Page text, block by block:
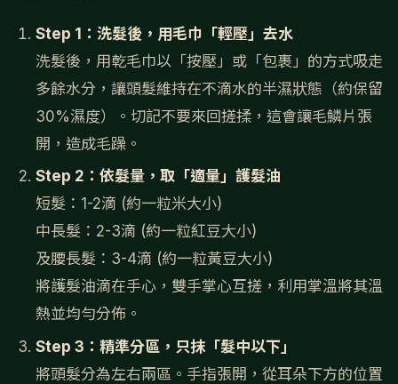
Step 1：洗髮後，用毛巾「輕壓」去水
洗髮後，用乾毛巾以「按壓」或「包裹」的方式吸走
多餘水分，讓頭髮維持在不滴水的半濕狀態（約保留
30%濕度）。切記不要來回搓揉，這會讓毛鱗片張
開，造成毛躁。
Step 2：依髮量，取「適量」護髮油
短髮：1-2滴 (約一粒米大小)
中長髮：2-3滴 (約一粒紅豆大小)
及腰長髮：3-4滴 (約一粒黃豆大小)
將護髮油滴在手心，雙手掌心互搓，利用掌溫將其溫
熱並均勻分佈。
Step 3：精準分區，只抹「髮中以下」
將頭髮分為左右兩區。手指張開，從耳朵下方的位置